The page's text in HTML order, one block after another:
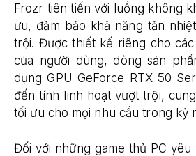
Frozr tiên tiến với luồng không
ưu, đảm bảo khả năng tản
trội. Được thiết kế riêng cho
của người dùng, dòng sản
dụng GPU GeForce RTX 50
đến tính linh hoạt vượt trội,
tối ưu cho mọi nhu cầu trong kỷ
Đối với những game thủ PC